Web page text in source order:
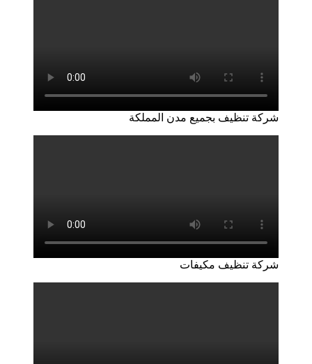
شركة تنظيف بجميع مدن المملكة
شركة تنظيف مكيفات